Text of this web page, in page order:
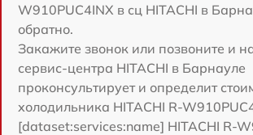
W910PUC4INX в сц HITACHI в
обратно.
Закажите звонок или позвоните и
сервис-центра HITACHI в Барнауле
проконсультирует и определит
холодильника HITACHI R-
[dataset:services:name] HITACHI R-